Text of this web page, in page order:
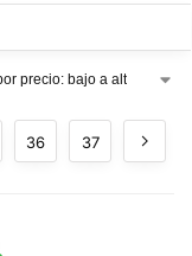
36 37